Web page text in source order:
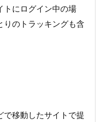
トにログイン中の場
りのトラッキングも含
で移動したサイトで提